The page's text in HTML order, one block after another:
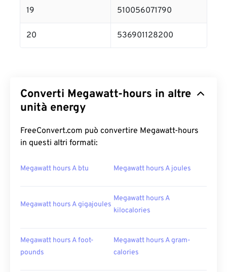
19 510056071790
20 536901128200
Converti Megawatt-hours in altre
unità energy
FreeConvert.com può convertire Megawatt-hours
in questi altri formati:
Megawatt hours A btu Megawatt hours A joules
Megawatt hours A gigajoules
Megawatt hours A
kilocalories
Megawatt hours A foot-
pounds
Megawatt hours A gram-
calories